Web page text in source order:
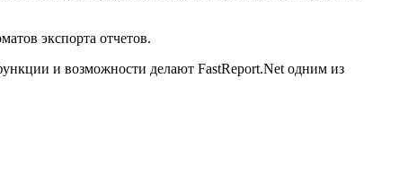
экспорта отчетов.
и возможности делают FastReport.Net одним из